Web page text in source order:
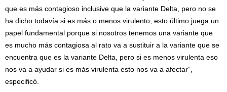
que es más contagioso inclusive que la variante Delta, pero no se
ha dicho todavía si es más o menos virulento, esto último juega un
papel fundamental porque si nosotros tenemos una variante que
es mucho más contagiosa al rato va a sustituir a la variante que se
encuentra que es la variante Delta, pero si es menos virulenta eso
nos va a ayudar si es más virulenta esto nos va a afectar”,
especificó.